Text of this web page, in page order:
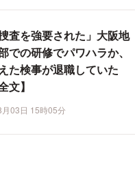
査を強要された」大阪地
での研修でパワハラか、
た検事が退職していた
文】
03日 15時05分